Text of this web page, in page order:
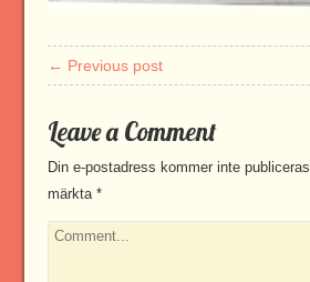
← Previous post
Leave a Comment
Din e-postadress kommer inte publiceras.
märkta *